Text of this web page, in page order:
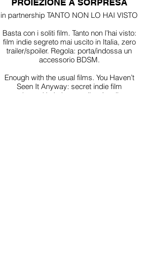
PROIEZIONE A SORPRESA
in partnership TANTO NON LO HAI VISTO
Basta con i soliti film. Tanto non l’hai visto:
film indie segreto mai uscito in Italia, zero
trailer/spoiler. Regola: porta/indossa un
accessorio BDSM.
Enough with the usual films. You Haven’t
Seen It Anyway: secret indie film
unreleased in Italy, no trailers/spoilers.